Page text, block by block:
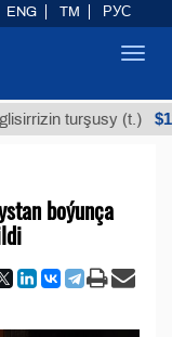
turşusy (t.)
boýunça
ENG TM РУС